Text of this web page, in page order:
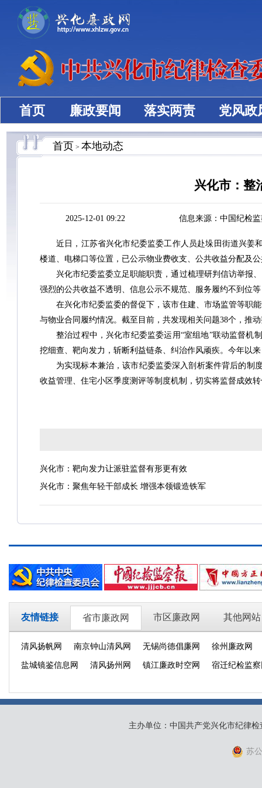
首页 廉政要闻 落实两责 党风政
首页 > 本地动态
兴化市：整
2025-12-01 09:22 信息来源：中国纪检
近日，江苏省兴化市纪委监委工作人员赴垛田街道兴姜
楼道、电梯口等位置，已公示物业费收支、公共收益分配及
兴化市纪委监委立足职能职责，通过梳理研判信访举报
强烈的公共收益不透明、信息公示不规范、服务履约不到位
在兴化市纪委监委的督促下，该市住建、市场监管等职
与物业合同履约情况。截至目前，共发现相关问题38个，推
整治过程中，兴化市纪委监委运用“室组地”联动监督机
挖细查、靶向发力，斩断利益链条、纠治作风顽疾。今年以
为实现标本兼治，该市纪委监委深入剖析案件背后的制
收益管理、住宅小区季度测评等制度机制，切实将监督成效
兴化市：靶向发力让派驻监督有形更有效
兴化市：聚焦年轻干部成长 增强本领锻造铁军
友情链接 省市廉政网 市区廉政网 其他网站
清风扬帆网 南京钟山清风网 无锡尚德倡廉网 徐州廉政网
盐城镜鉴信息网 清风扬州网 镇江廉政时空网 宿迁纪检监
主办单位：中国共产党兴化市纪律
苏